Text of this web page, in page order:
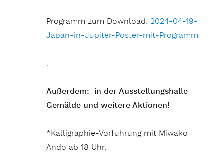
Programm zum Download: 2024-04-19-
Japan-in-Jupiter-Poster-mit-Programm
.
Außerdem: in der Ausstellungshalle
Gemälde und weitere Aktionen!
*Kalligraphie-Vorführung mit Miwako
Ando ab 18 Uhr,